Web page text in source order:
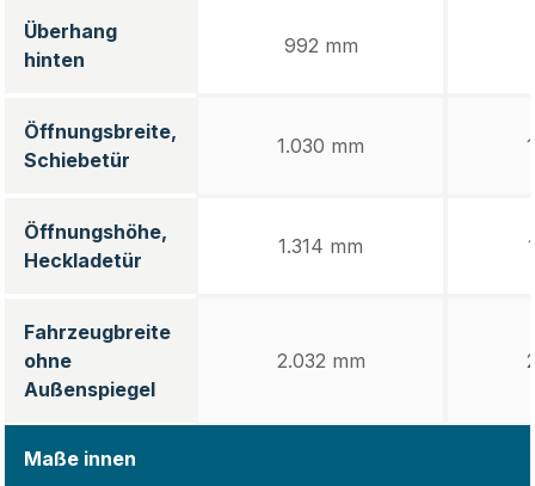
Überhang
hinten
992 mm
Öffnungsbreite,
Schiebetür
1.030 mm
Öffnungshöhe,
Heckladetür
1.314 mm
Fahrzeugbreite
ohne
Außenspiegel
2.032 mm
Maße innen